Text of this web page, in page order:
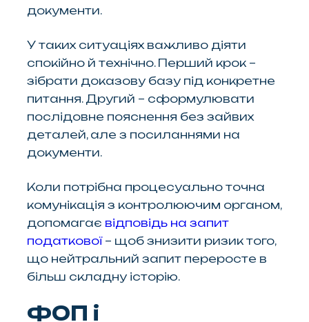
документи.
У таких ситуаціях важливо діяти
спокійно й технічно. Перший крок –
зібрати доказову базу під конкретне
питання. Другий – сформулювати
послідовне пояснення без зайвих
деталей, але з посиланнями на
документи.
Коли потрібна процесуально точна
комунікація з контролюючим органом,
допомагає відповідь на запит
податкової– щоб знизити ризик того,
що нейтральний запит переросте в
більш складну історію.
ФОП і